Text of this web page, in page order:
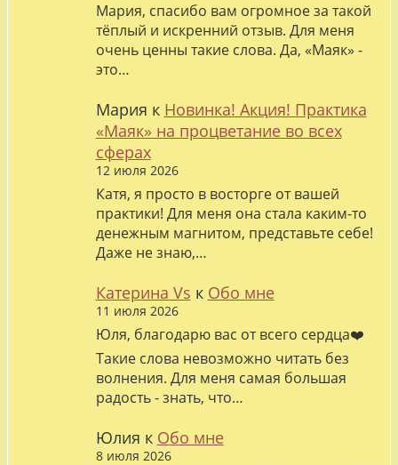
Мария, спасибо вам огромное за такой
тёплый и искренний отзыв. Для меня
очень ценны такие слова. Да, «Маяк» -
это…
Мария к Новинка! Акция! Практика
«Маяк» на процветание во всех
сферах
12 июля 2026
Катя, я просто в восторге от вашей
практики! Для меня она стала каким-то
денежным магнитом, представьте себе!
Даже не знаю,…
Катерина Vs к Обо мне
11 июля 2026
Юля, благодарю вас от всего сердца❤️
Такие слова невозможно читать без
волнения. Для меня самая большая
радость - знать, что…
Юлия к Обо мне
8 июля 2026